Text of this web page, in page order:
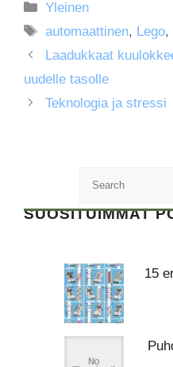
Kategoriat
Yleinen
Avainsanat
automaattinen, Lego,
Laadukkaat
uudelle tasolle
Teknologia ja stressi
SUOSITUIMMAT
15